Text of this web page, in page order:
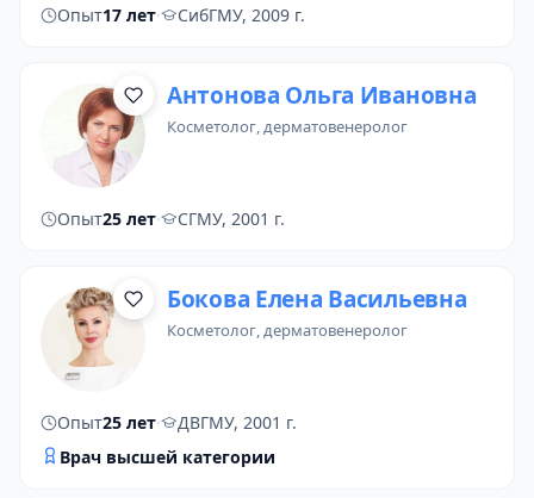
Опыт17 лет· СибГМУ, 2009 г.
Антонова Ольга Ивановна
косметолог,дерматовенеролог
Опыт25 лет· СГМУ, 2001 г.
Бокова Елена Васильевна
косметолог, дерматовенеролог
Опыт25 лет·
ДВГМУ, 2001 г.
Врач высшей категории